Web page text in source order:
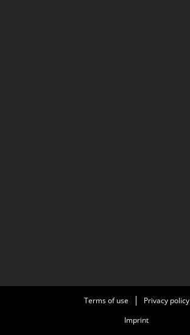
Terms of use
Privacy policy
Imprint